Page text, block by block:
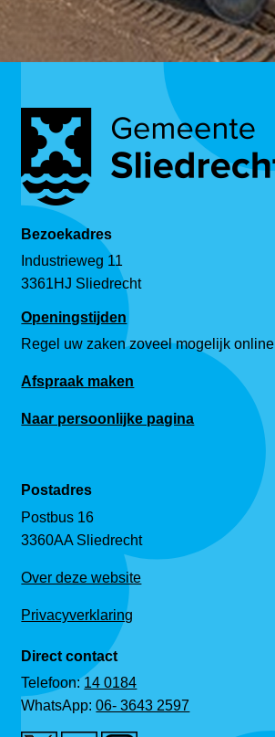
Bezoekadres
Industrieweg 11
3361HJ Sliedrecht
Openingstijden
Regel uw zaken zoveel mogelijk online
Afspraak maken
Naar persoonlijke pagina
Postadres
Postbus 16
3360AA Sliedrecht
Over deze website
Privacyverklaring
Direct contact
Telefoon:14 0184
WhatsApp:06- 3643 2597